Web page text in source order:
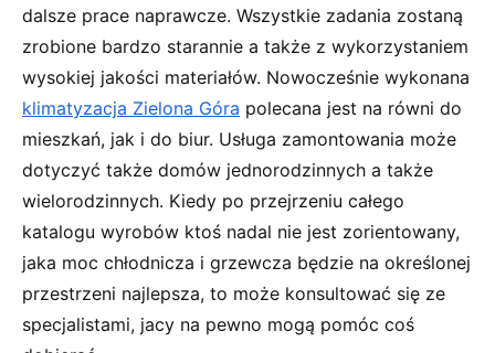
dalsze prace naprawcze. Wszystkie zadania zostaną
zrobione bardzo starannie a także z wykorzystaniem
wysokiej jakości materiałów. Nowocześnie wykonana
klimatyzacja Zielona Góra polecana jest na równi do
mieszkań, jak i do biur. Usługa zamontowania może
dotyczyć także domów jednorodzinnych a także
wielorodzinnych. Kiedy po przejrzeniu całego
katalogu wyrobów ktoś nadal nie jest zorientowany,
jaka moc chłodnicza i grzewcza będzie na określonej
przestrzeni najlepsza, to może konsultować się ze
specjalistami, jacy na pewno mogą pomóc coś